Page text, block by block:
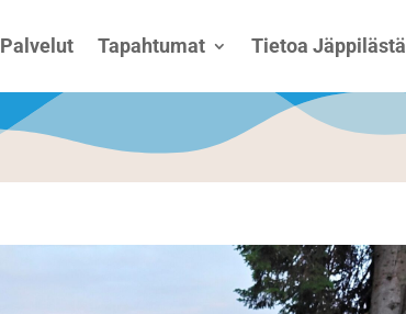
Palvelut Tapahtumat Tietoa Jäppilästä